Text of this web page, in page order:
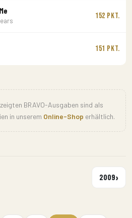
152 Pkt.
151 Pkt.
BRAVO-Ausgaben sind als
in unserem Online-Shop erhältlich.
2009›